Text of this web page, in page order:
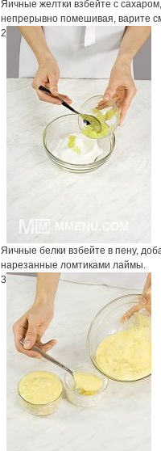
Яичные желтки взбейте с
непрерывно помешивая, варите
2
Яичные белки взбейте в пену,
нарезанные ломтиками лаймы.
3